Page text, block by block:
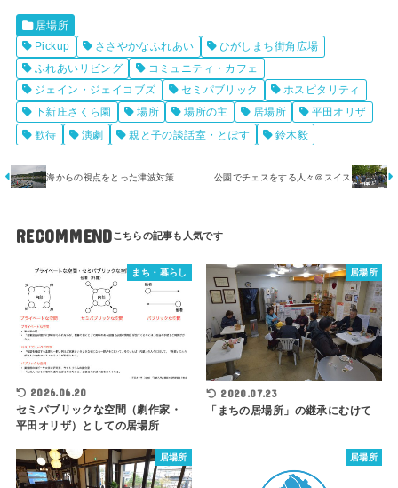
居場所
Pickup
ささやかなふれあい
ひがしまち街角広場
ふれあいリビング
コミュニティ・カフェ
ジェイン・ジェイコブズ
セミパブリック
ホスピタリティ
下新庄さくら園
場所 場所の主 居場所
平田オリザ
歓待
演劇 親と子の談話室・とぽす 鈴木毅
海からの視点をとった津波対策 公園でチェスをする人々＠スイス
RECOMMEND
まち・暮らし
2026.06.20
セミパブリックな空間（劇作家・
平田オリザ）としての居場所
居場所
2020.07.23
「まちの居場所」の継承にむけて
居場所 居場所